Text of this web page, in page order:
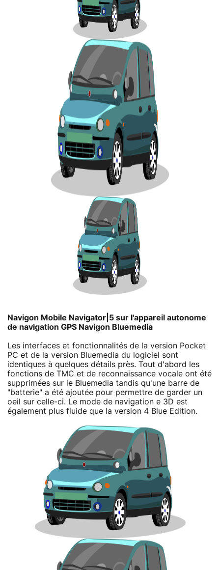
Navigon Mobile Navigator|5 sur l'appareil autonome
de navigation GPS Navigon Bluemedia
Les interfaces et fonctionnalités de la version Pocket
PC et de la version Bluemedia du logiciel sont
identiques à quelques détails près. Tout d'abord les
fonctions de TMC et de reconnaissance vocale ont été
supprimées sur le Bluemedia tandis qu'une barre de
"batterie" a été ajoutée pour permettre de garder un
oeil sur celle-ci. Le mode de navigation e 3D est
également plus fluide que la version 4 Blue Edition.